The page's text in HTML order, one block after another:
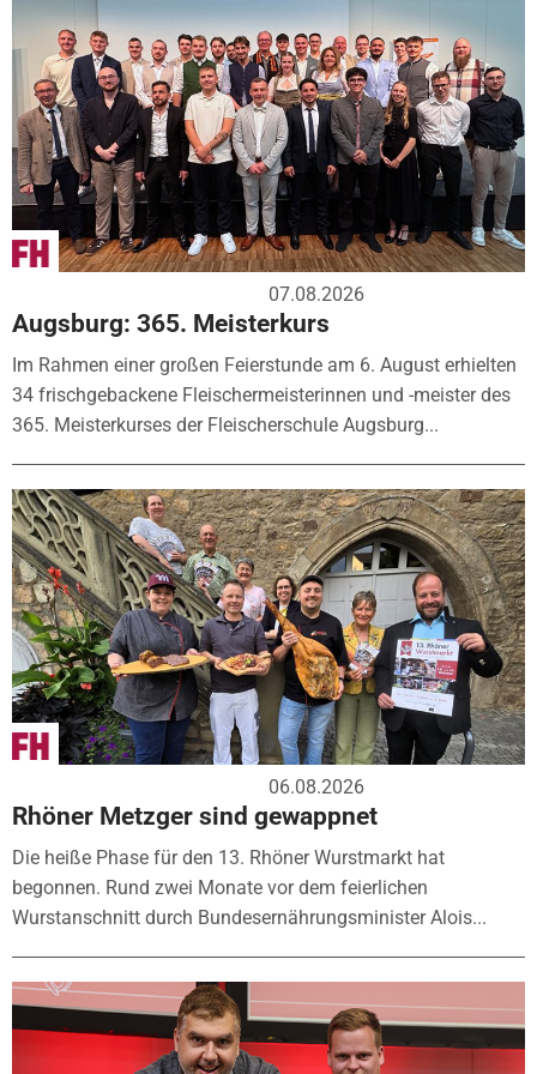
07.08.2026
Augsburg: 365. Meisterkurs
Im Rahmen einer großen Feierstunde am 6. August erhielten
34 frischgebackene Fleischermeisterinnen und -meister des
365. Meisterkurses der Fleischerschule Augsburg...
06.08.2026
Rhöner Metzger sind gewappnet
Die heiße Phase für den 13. Rhöner Wurstmarkt hat
begonnen. Rund zwei Monate vor dem feierlichen
Wurstanschnitt durch Bundesernährungsminister Alois...